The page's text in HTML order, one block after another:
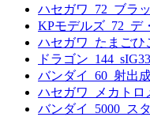
ハセガワ_72_ブラ
KPモデルズ_72_デ
ハセガワ_たまごひ
ドラゴン
バンダイ_60_射出
ハセガワ_メカトロ
バンダイ_5000_ス